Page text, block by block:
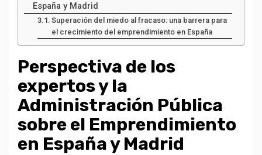
España y Madrid
Superación del miedo al fracaso: una barrera para
el crecimiento del emprendimiento en España
Perspectiva de los
expertos y la
Administración Pública
sobre el Emprendimiento
en Españay Madrid